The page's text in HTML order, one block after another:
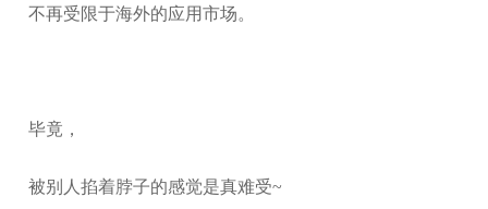
不再受限于海外的应用市场。
毕竟，
被别人掐着脖子的感觉是真难受~